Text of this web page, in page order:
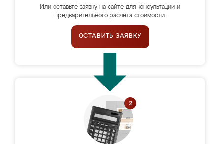
Или оставьте заявку на сайте для консультации и
предварительного расчёта стоимости.
ОСТАВИТЬ ЗАЯВКУ